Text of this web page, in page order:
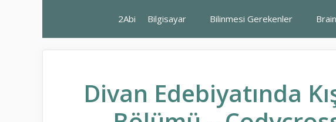
2Abi Bilgisayar Bilinmesi Gerekenler
Divan Edebiyatında